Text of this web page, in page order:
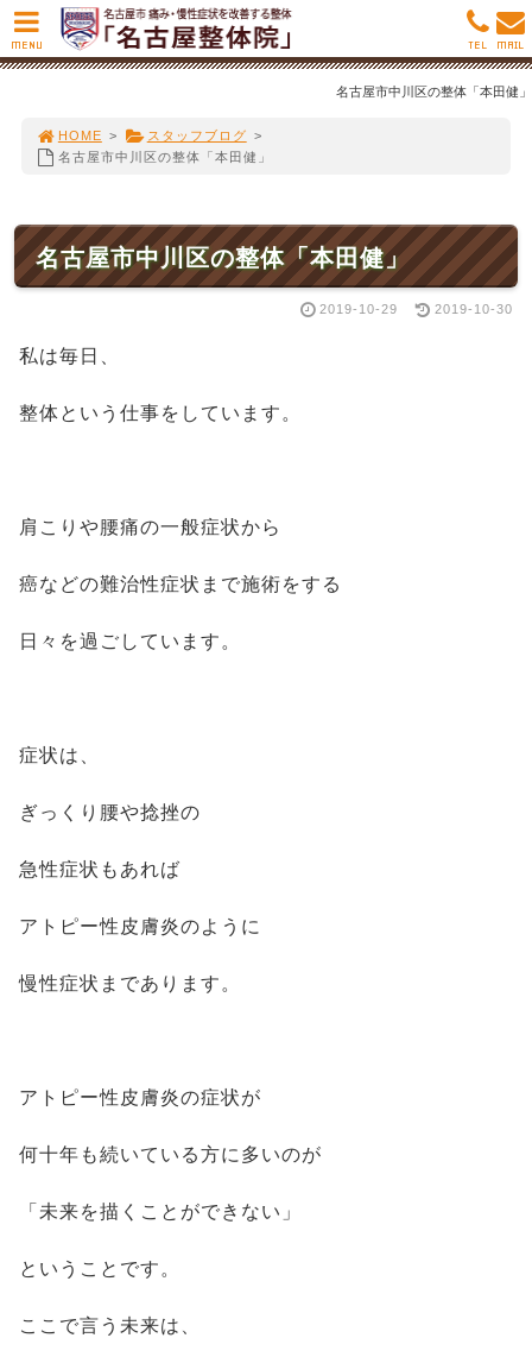
名古屋市中川区の整体「本田健」
HOME > スタッフブログ >
名古屋市中川区の整体「本田健」
名古屋市中川区の整体「本田健」
2019-10-29 2019-10-30
私は毎日、
整体という仕事をしています。
肩こりや腰痛の一般症状から
癌などの難治性症状まで施術をする
日々を過ごしています。
症状は、
ぎっくり腰や捻挫の
急性症状もあれば
アトピー性皮膚炎のように
慢性症状まであります。
アトピー性皮膚炎の症状が
何十年も続いている方に多いのが
「未来を描くことができない」
ということです。
ここで言う未来は、
MENU MAIL
TEL